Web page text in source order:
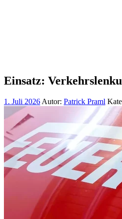
Einsatz:
1. Juli 2026 Autor: Patrick Praml